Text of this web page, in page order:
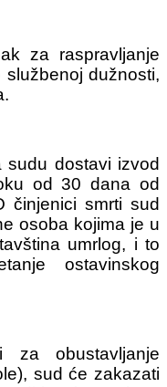
za raspravljanje
dužnosti,
sudu dostavi izvod
od 30 dana od
činjenici smrti sud
osoba kojima je u
umrlog, i to
ostavinskog
za obustavljanje
sud će zakazati